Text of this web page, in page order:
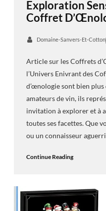
Exploration
Coffret
Domaine-Sanvers-Et-Cotton
Article sur les Coffrets
l’Univers Enivrant des
d’œnologie sont bien plus
amateurs de vin, ils
invitation à explorer et à
toutes ses facettes. Que
ou un connaisseur
Continue Reading